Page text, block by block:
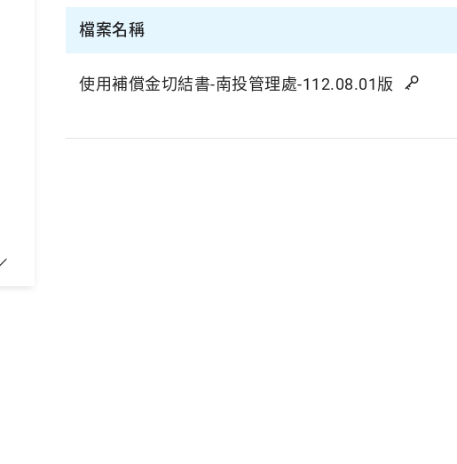
檔案名稱
使用補償金切結書-南投管理處-112.08.01版